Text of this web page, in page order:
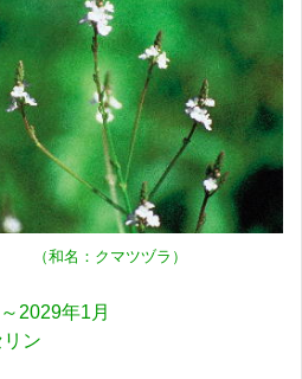
（和名：クマツヅラ）
2029年1月
リン